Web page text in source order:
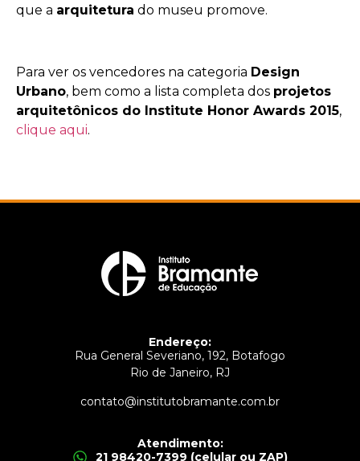
que a arquitetura do museu promove.
Para ver os vencedores na categoria Design
Urbano, bem como a lista completa dos projetos
arquitetônicos do Institute Honor Awards 2015,
clique aqui.
Endereço:
Rua General Severiano, 192, Botafogo
Rio de Janeiro, RJ
contato@institutobramante.com.br
Atendimento:
21 98420-7399 (celular ou ZAP)